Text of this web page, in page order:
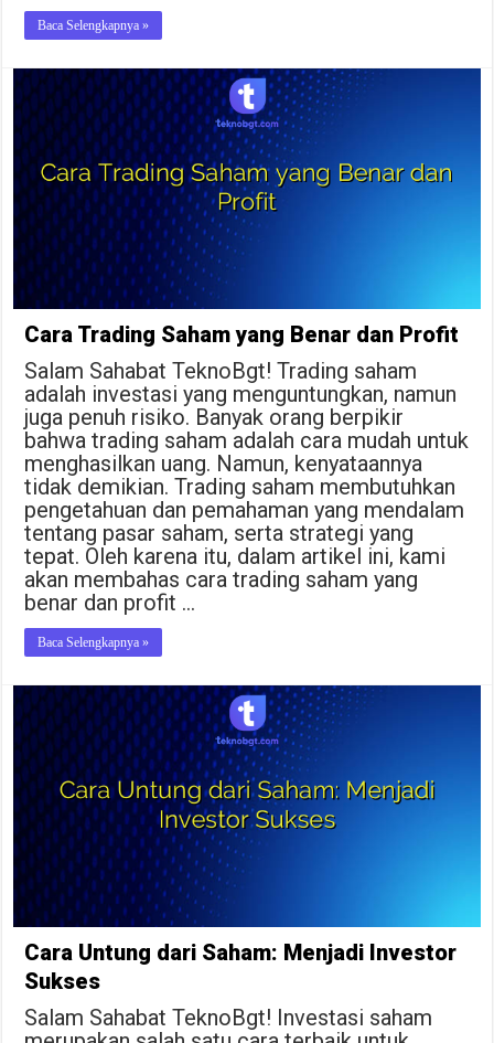
Baca Selengkapnya »
Cara Trading Saham yang Benar dan Profit
Salam Sahabat TeknoBgt! Trading saham
adalah investasi yang menguntungkan, namun
juga penuh risiko. Banyak orang berpikir
bahwa trading saham adalah cara mudah untuk
menghasilkan uang. Namun, kenyataannya
tidak demikian. Trading saham membutuhkan
pengetahuan dan pemahaman yang mendalam
tentang pasar saham, serta strategi yang
tepat. Oleh karena itu, dalam artikel ini, kami
akan membahas cara trading saham yang
benar dan profit …
Baca Selengkapnya »
Cara Untung dari Saham: Menjadi Investor
Sukses
Salam Sahabat TeknoBgt! Investasi saham